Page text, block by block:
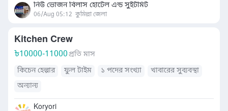
নিউ ভোজন বিলাস হোটেল এন্ড সুইটমিট
06/Aug 05:12 কুমিল্লা জেলা
Kitchen Crew
৳10000-11000প্রতি মাস
কিচেন হেল্পার
ফুল টাইম ১ পদের সংখ্যা
খাবারের সুব্যবস্থা
অন্যান্য
Koryori